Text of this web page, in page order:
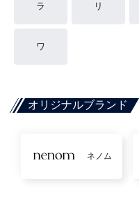
ラ リ
ワ
オリジナルブランド
ネノム